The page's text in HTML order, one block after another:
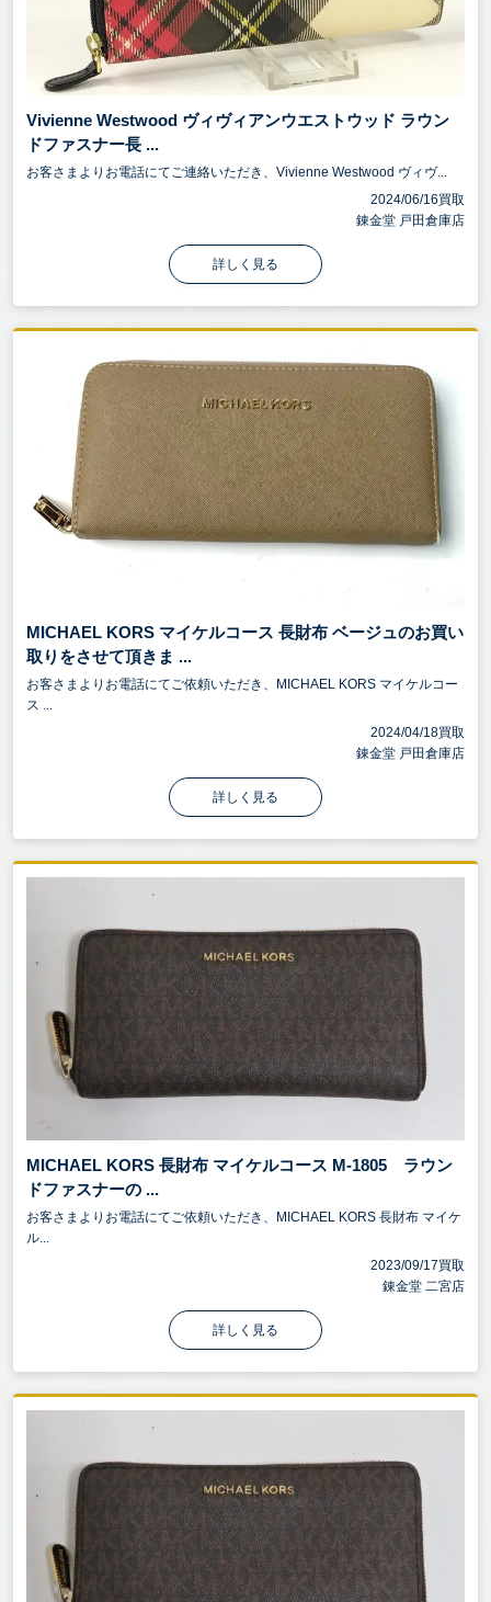
Vivienne Westwood ヴィヴィアンウエストウッド ラウン
ドファスナー長 ...
お客さまよりお電話にてご連絡いただき、Vivienne Westwood ヴィヴ...
2024/06/16買取
錬金堂 戸田倉庫店
詳しく見る
MICHAEL KORS マイケルコース 長財布 ベージュのお買い
取りをさせて頂きま ...
お客さまよりお電話にてご依頼いただき、MICHAEL KORS マイケルコー
ス ...
2024/04/18買取
錬金堂 戸田倉庫店
詳しく見る
MICHAEL KORS 長財布 マイケルコース M-1805 ラウン
ドファスナーの ...
お客さまよりお電話にてご依頼いただき、MICHAEL KORS 長財布 マイケ
ル...
2023/09/17買取
錬金堂 二宮店
詳しく見る